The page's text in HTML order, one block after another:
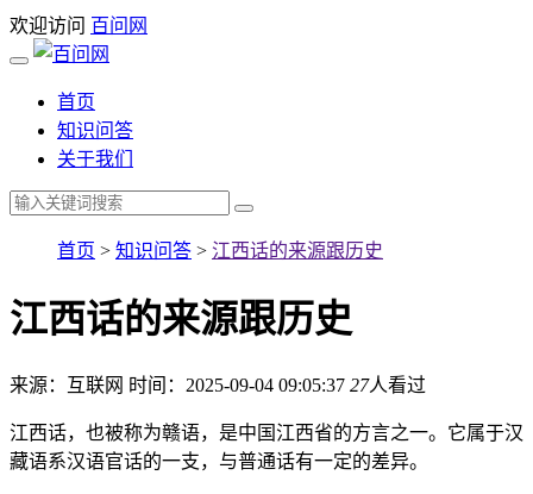
欢迎访问 百问网
首页
知识问答
关于我们
首页 > 知识问答 > 江西话的来源跟历史
江西话的来源跟历史
来源：互联网 时间：2025-09-04 09:05:37 27人看过
江西话，也被称为赣语，是中国江西省的方言之一。它属于汉
藏语系汉语官话的一支，与普通话有一定的差异。